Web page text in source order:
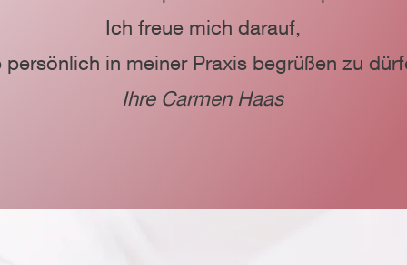
Ich freue mich darauf,
persönlich in meiner Praxis begrüßen zu
Ihre Carmen Haas